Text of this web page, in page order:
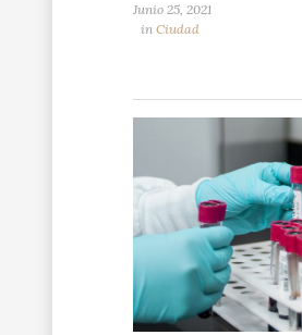
Junio 25, 2021
in Ciudad